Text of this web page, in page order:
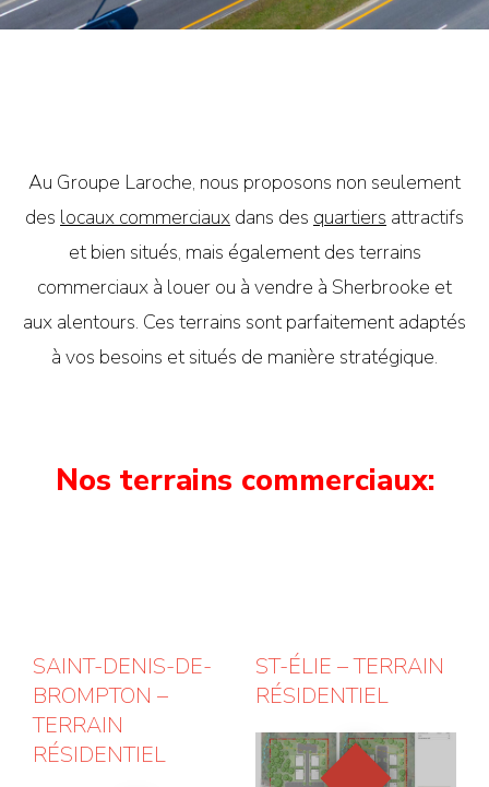
Au Groupe Laroche, nous proposons non seulement
des locaux commerciaux dans des quartiers attractifs
et bien situés, mais également des terrains
commerciaux à louer ou à vendre à Sherbrooke et
aux alentours. Ces terrains sont parfaitement adaptés
à vos besoins et situés de manière stratégique.
Nos terrains commerciaux:
SAINT-DENIS-DE-
BROMPTON –
TERRAIN
RÉSIDENTIEL
ST-ÉLIE – TERRAIN
RÉSIDENTIEL